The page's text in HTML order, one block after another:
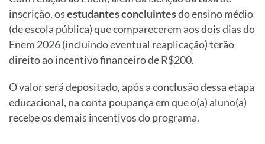
inscrição, osestudantes concluintesdo ensino médio
(de escola pública) que comparecerem aos dois dias do
Enem 2026 (incluindo eventual reaplicação) terão
direito ao incentivo financeiro de R$200.
O valor será depositado, após a conclusão dessa etapa
educacional, na conta poupança em que o(a) aluno(a)
recebe os demais incentivos do programa.